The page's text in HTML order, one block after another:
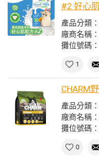
#2 好心
產品分類：
廠商名稱：
攤位號碼
1
CHARM
產品分類：
廠商名稱：
攤位號碼
0